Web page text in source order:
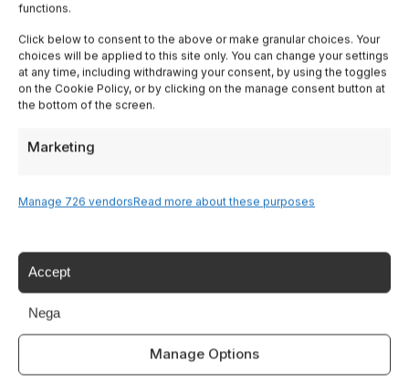
functions.
Click below to consent to the above or make granular choices. Your
choices will be applied to this site only. You can change your settings
at any time, including withdrawing your consent, by using the toggles
on the Cookie Policy, or by clicking on the manage consent button at
the bottom of the screen.
Marketing
Manage 726 vendorsRead more about these purposes
Accept
Nega
Manage Options
Lombardy
Trentino
Piedmont
Tutte le Regioni →
Destinazioni